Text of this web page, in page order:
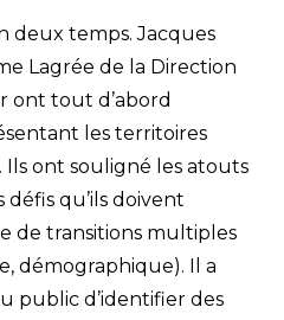
deux temps. Jacques
Lagrée de la Direction
ont tout d’abord
les territoires
Ils ont souligné les atouts
défis qu’ils doivent
de transitions multiples
démographique). Il a
public d’identifier des